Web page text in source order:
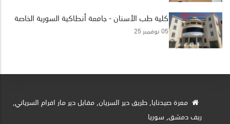
كلية طب الأسنان - جامعة أنطاكية السورية الخاصة
05 نوفمبر 25
معرة صيدنايا, طريق دير السريان, مقابل دير مار افرام السرياني,
ريف دمشق, سوريا